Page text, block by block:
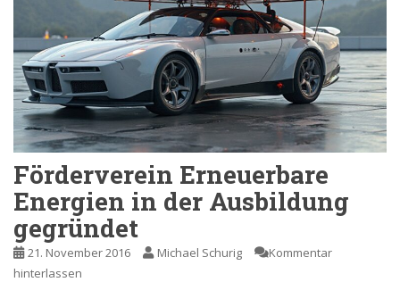
Förderverein Erneuerbare
Energien in der Ausbildung
gegründet
21. November 2016 Michael Schurig
Kommentar
hinterlassen